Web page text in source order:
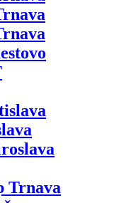
Trnava